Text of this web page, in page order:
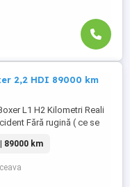
2,2 HDI 89000 km
L1 H2 Kilometri Reali
Fără rugină ( ce se
Mașina a avut parte de
noi! Cauciucuri aproape
și trage foarte bine!
89000 km